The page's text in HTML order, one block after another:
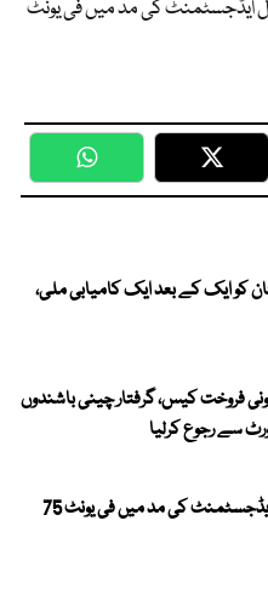
ایڈجسٹمنٹ کی مد میں فی یونٹ
WhatsApp
کو ایک کے بعد ایک کامیابی ملی،
فروخت کیس، گرفتار چینی باشندوں
سے رجوع کرلیا
بجلی مزید مہنگی، فیول ایڈجسٹمنٹ کی مد میں فی یونٹ 75